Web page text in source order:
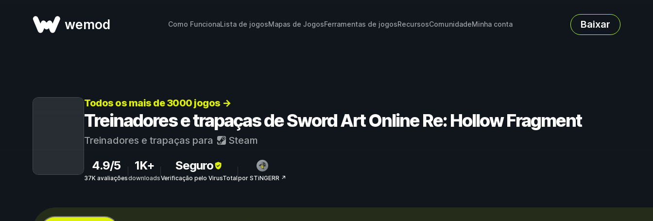
wemod Como FuncionaLista de jogosMapas de JogosFerramentas de jogosRecursosComunidadeMinha conta Baixar
Todos os mais de 3000 jogos →
Treinadores e trapaças de Sword Art Online Re: Hollow Fragment
Treinadores e trapaças para Steam
4.9/5
37K avaliações
1K+
downloads
Seguro
Verificação pelo VirusTotalpor STiNGERR ↗